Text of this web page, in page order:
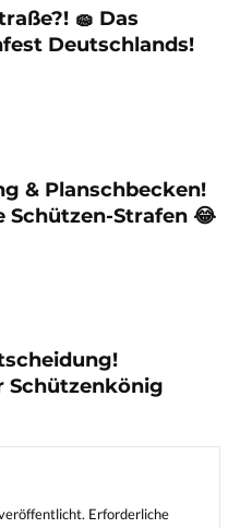
🧽 Das
Deutschlands!
& Planschbecken!
Strafen 😂
Schützenkönig
Erforderliche